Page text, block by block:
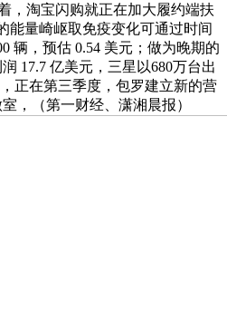
，淘宝闪购就正在加大履约端扶
能量崎岖取免疫变化可通过时间
辆，预估 0.54 美元；做为晚期的
17.7 亿美元，三星以680万台出
正在第三季度，包罗建立新的营
，（第一财经、潇湘晨报）